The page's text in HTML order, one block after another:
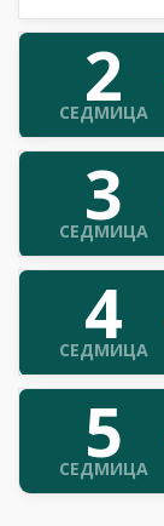
2
СЕДМИЦА
3
СЕДМИЦА
4
СЕДМИЦА
5
СЕДМИЦА